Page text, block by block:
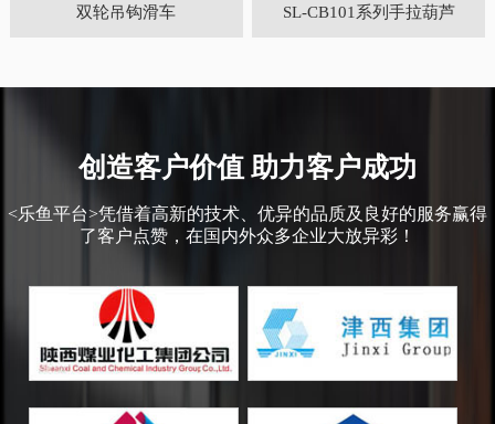
双轮吊钩滑车 SL-CB101系列手拉葫芦
创造客户价值 助力客户成功
<乐鱼平台>凭借着高新的技术、优异的品质及良好的服务赢得
了客户点赞，在国内外众多企业大放异彩！